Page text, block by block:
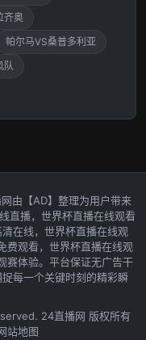
齐奥
帕尔马VS桑普多利亚
队
由【AD】整理为用户带来
直播，世界杯直播在线观看
在线，世界杯直播在线观
费观看，世界杯直播在线观
赛体验。平台保证无广告干
每一个关键时刻的精彩瞬
24直播网 版权所有
站地图